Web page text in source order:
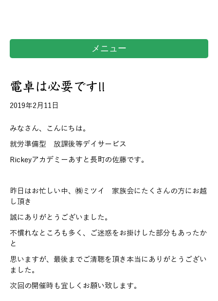
メニュー
電卓は必要です!!
2019年2月11日
みなさん、こんにちは。
就労準備型 放課後等デイサービス
Rickeyアカデミーあすと長町の佐藤です。
昨日はお忙しい中、㈱ミツイ 家族会にたくさんの方にお越
し頂き
誠にありがとうございました。
不慣れなところも多く、ご迷惑をお掛けした部分もあったか
と
思いますが、最後までご清聴を頂き本当にありがとうござい
ました。
次回の開催時も宜しくお願い致します。